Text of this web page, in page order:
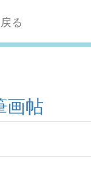
る
画帖